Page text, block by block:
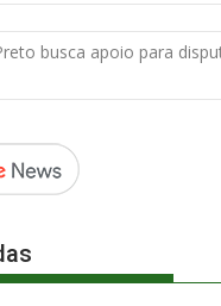
busca apoio para